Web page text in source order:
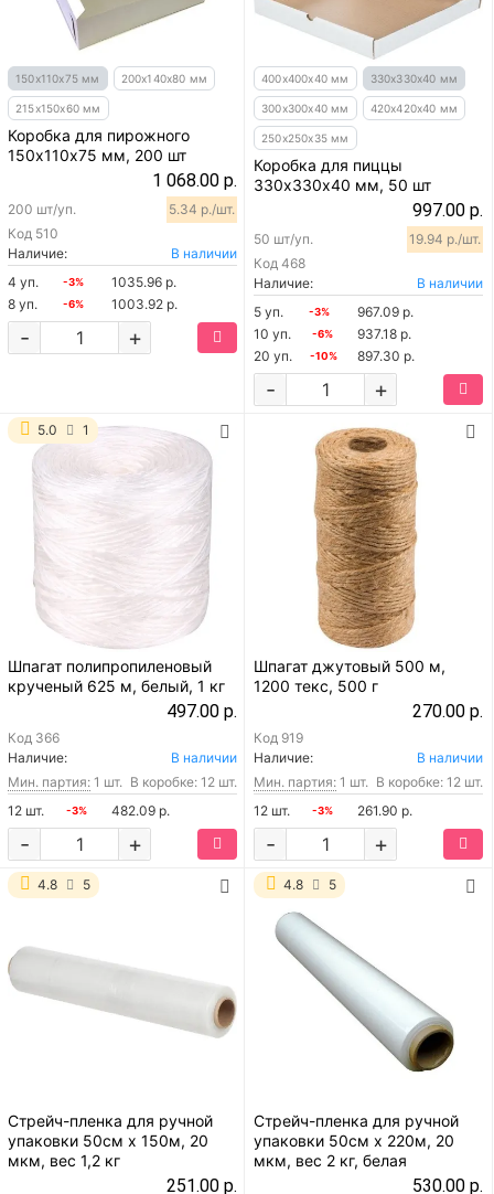
150х110х75 мм 200х140х80 мм
215х150х60 мм
Коробка для пирожного
150х110х75 мм, 200 шт
1 068.00 р.
Код 510
200 шт/уп. 5.34 р./шт.
Наличие:
В наличии
4 уп.
-3%
1035.96 р.
8 уп.
-6% 1003.92 р.
+
-
400х400х40 мм 330х330х40 мм
300х300х40 мм 420х420х40 мм
250х250х35 мм
Коробка для пиццы
330х330х40 мм, 50 шт
997.00 р.
Код 468
50 шт/уп. 19.94 р./шт.
Наличие:
В наличии
5 уп.
-3%
967.09 р.
10 уп.
-6%
937.18 р.
20 уп.
-10% 897.30 р.
+
-
5.0 1
Шпагат полипропиленовый
крученый 625 м, белый, 1 кг
497.00 р.
Код 366
Наличие:
В наличии
Мин. партия: 1 шт. В коробке: 12 шт.
12 шт.
-3% 482.09 р.
+
-
Шпагат джутовый 500 м,
1200 текс, 500 г
270.00 р.
Код 919
Наличие:
В наличии
Мин. партия: 1 шт. В коробке: 12 шт.
12 шт.
-3% 261.90 р.
+
-
4.8 5
Стрейч-пленка для ручной
упаковки 50см x 150м, 20
мкм, вес 1,2 кг
251.00 р.
4.8 5
Стрейч-пленка для ручной
упаковки 50см x 220м, 20
мкм, вес 2 кг, белая
530.00 р.